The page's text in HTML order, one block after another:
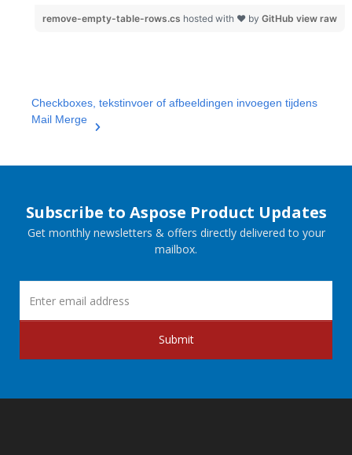
view raw
remove-empty-table-rows.cs hosted with ❤ by GitHub
Checkboxes, tekstinvoer of afbeeldingen invoegen tijdens
Mail Merge
Subscribe to Aspose Product Updates
Get monthly newsletters & offers directly delivered to your
mailbox.
Submit